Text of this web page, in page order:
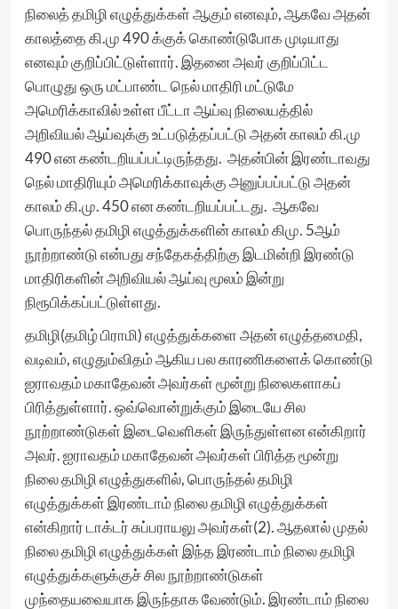
நிலைத் தமிழி எழுத்துக்கள் ஆகும் எனவும், ஆகவே அதன்
காலத்தை கி.மு 490 க்குக் கொண்டுபோக முடியாது
எனவும் குறிப்பிட்டுள்ளார். இதனை அவர் குறிப்பிட்ட
பொழுது ஒரு மட்பாண்ட நெல் மாதிரி மட்டுமே
அமெரிக்காவில் உள்ள பீட்டா ஆய்வு நிலையத்தில்
அறிவியல் ஆய்வுக்கு உட்படுத்தப்பட்டு அதன் காலம் கி.மு
490 என கண்டறியப்பட்டிருந்தது. அதன்பின் இரண்டாவது
நெல் மாதிரியும் அமெரிக்காவுக்கு அனுப்பப்பட்டு அதன்
காலம் கி.மு. 450 என கண்டறியப்பட்டது. ஆகவே
பொருந்தல் தமிழி எழுத்துக்களின் காலம் கிமு. 5ஆம்
நூற்றாண்டு என்பது சந்தேகத்திற்கு இடமின்றி இரண்டு
மாதிரிகளின் அறிவியல் ஆய்வு மூலம் இன்று
நிரூபிக்கப்பட்டுள்ளது.
தமிழி(தமிழ் பிராமி) எழுத்துக்களை அதன் எழுத்தமைதி,
வடிவம், எழுதும்விதம் ஆகிய பல காரணிகளைக் கொண்டு
ஐராவதம் மகாதேவன் அவர்கள் மூன்று நிலைகளாகப்
பிரித்துள்ளார். ஒவ்வொன்றுக்கும் இடையே சில
நூற்றாண்டுகள் இடைவெளிகள் இருந்துள்ளன என்கிறார்
அவர். ஐராவதம் மகாதேவன் அவர்கள் பிரித்த மூன்று
நிலை தமிழி எழுத்துகளில், பொருந்தல் தமிழி
எழுத்துக்கள் இரண்டாம் நிலை தமிழி எழுத்துக்கள்
என்கிறார் டாக்டர் சுப்பராயலு அவர்கள்(2). ஆதலால் முதல்
நிலை தமிழி எழுத்துக்கள் இந்த இரண்டாம் நிலை தமிழி
எழுத்துக்களுக்குச் சில நூற்றாண்டுகள்
முந்தையவையாக இருந்தாக வேண்டும். இரண்டாம் நிலை